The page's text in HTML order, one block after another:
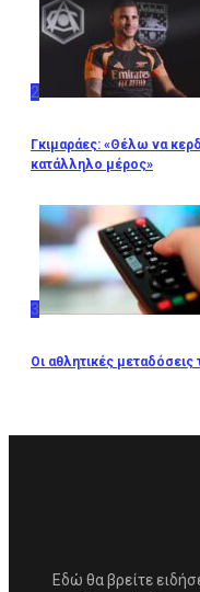
2
Γκιμαράες: «Θέλω να
κατάλληλο μέρος»
3
Οι αθλητικές μεταδόσεις
Εδώ θα βρείτε